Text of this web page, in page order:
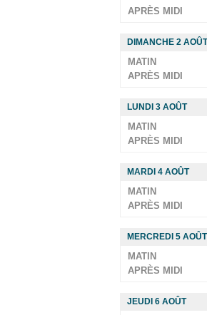
APRÈS MIDI
DIMANCHE 2 AOÛT
MATIN
APRÈS MIDI
LUNDI 3 AOÛT
MATIN
APRÈS MIDI
MARDI 4 AOÛT
MATIN
APRÈS MIDI
MERCREDI 5 AOÛT
MATIN
APRÈS MIDI
JEUDI 6 AOÛT